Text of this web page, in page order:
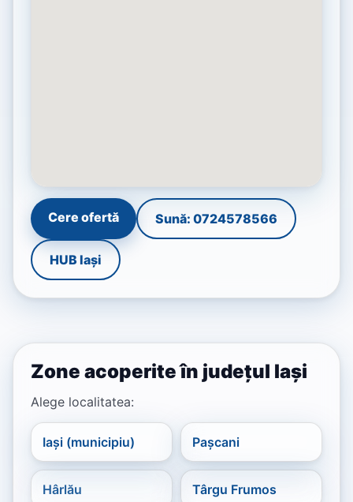
Cere ofertă Sună: 0724578566
HUB Iași
Zone acoperite în județul Iași
Alege localitatea:
Iași (municipiu) Pașcani
Hârlău Târgu Frumos